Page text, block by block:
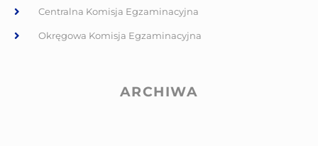
Centralna Komisja Egzaminacyjna
Okręgowa Komisja Egzaminacyjna
ARCHIWA